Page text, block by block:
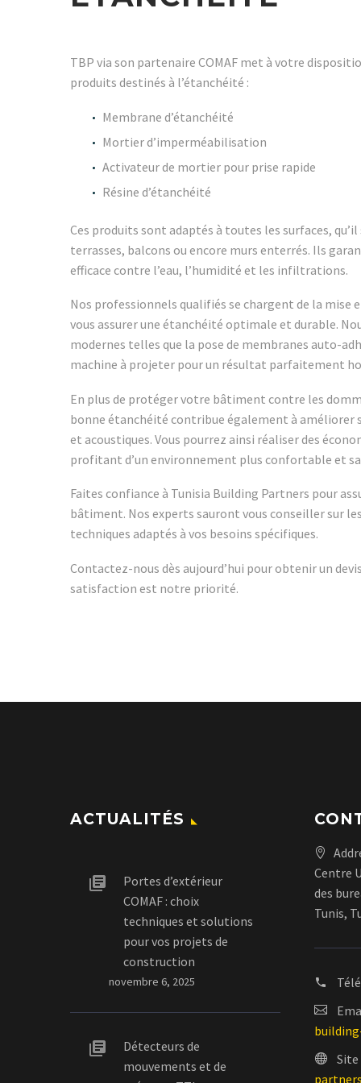
TBP via son partenaire COMAF met à votre
produits destinés à l’étanchéité :
Membrane d’étanchéité
Mortier d’imperméabilisation
Activateur de mortier pour prise rapide
Résine d’étanchéité
Ces produits sont adaptés à toutes les surfaces, qu’il
terrasses, balcons ou encore murs enterrés. Ils
efficace contre l’eau, l’humidité et les infiltrations.
Nos professionnels qualifiés se chargent de la mise
vous assurer une étanchéité optimale et durable.
modernes telles que la pose de membranes auto-
machine à projeter pour un résultat parfaitement
En plus de protéger votre bâtiment contre les
bonne étanchéité contribue également à améliorer
et acoustiques. Vous pourrez ainsi réaliser des
profitant d’un environnement plus confortable et
Faites confiance à Tunisia Building Partners pour
bâtiment. Nos experts sauront vous conseiller sur
techniques adaptés à vos besoins spécifiques.
Contactez-nous dès aujourd’hui pour obtenir un
satisfaction est notre priorité.
ACTUALITÉS
Portes d’extérieur
COMAF : choix
techniques et solutions
pour vos projets de
construction
novembre 6, 2025
Détecteurs de
mouvements et de
Centre
des
Tunis,
Site